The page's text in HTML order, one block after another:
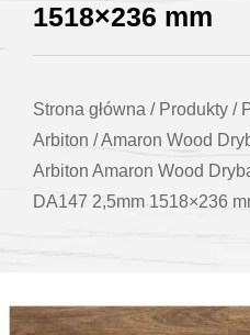
1518×236 mm
Strona główna / Produkty /
Arbiton /Amaron Wood
Arbiton Amaron Wood
DA147 2,5mm 1518×236